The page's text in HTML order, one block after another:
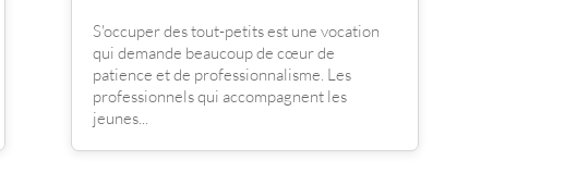
S'occuper des tout-petits est une vocation
qui demande beaucoup de cœur de
patience et de professionnalisme. Les
professionnels qui accompagnent les
jeunes...